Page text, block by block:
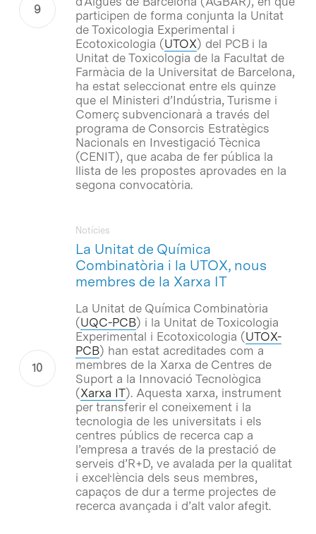
participen de forma conjunta la Unitat
de Toxicologia Experimental i
Ecotoxicologia (UTOX) del PCB i la
Unitat de Toxicologia de la Facultat de
Farmàcia de la Universitat de Barcelona,
ha estat seleccionat entre els quinze
que el Ministeri d’Indústria, Turisme i
Comerç subvencionarà a través del
programa de Consorcis Estratègics
Nacionals en Investigació Tècnica
(CENIT), que acaba de fer pública la
llista de les propostes aprovades en la
segona convocatòria.
La Unitat de Química
Combinatòria i la UTOX, nous
membres de la Xarxa IT
Notícies
La Unitat de Química Combinatòria
(UQC-PCB) i la Unitat de Toxicologia
Experimental i Ecotoxicologia (UTOX-
PCB) han estat acreditades com a
membres de la Xarxa de Centres de
Suport a la Innovació Tecnològica
(Xarxa IT). Aquesta xarxa, instrument
per transferir el coneixement i la
tecnologia de les universitats i els
centres públics de recerca cap a
l’empresa a través de la prestació de
serveis d’R+D, ve avalada per la qualitat
i excel·lència dels seus membres,
capaços de dur a terme projectes de
recerca avançada i d’alt valor afegit.